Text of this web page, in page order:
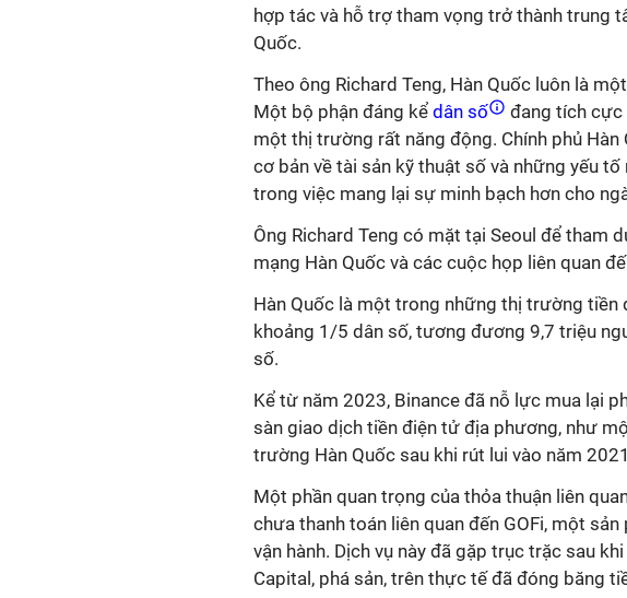
hợp tác và hỗ trợ tham vọng trở thành trung
Quốc.
Theo ông Richard Teng, Hàn Quốc luôn là
Một bộ phận đáng kể dân số
đang tích cực
một thị trường rất năng động. Chính phủ
cơ bản về tài sản kỹ thuật số và những yếu
trong việc mang lại sự minh bạch hơn cho
Ông Richard Teng có mặt tại Seoul để tham
mạng Hàn Quốc và các cuộc họp liên quan
Hàn Quốc là một trong những thị trường tiền
khoảng 1/5 dân số, tương đương 9,7 triệu
số.
Kể từ năm 2023, Binance đã nỗ lực mua lại
sàn giao dịch tiền điện tử địa phương, như
trường Hàn Quốc sau khi rút lui vào năm
Một phần quan trọng của thỏa thuận liên
chưa thanh toán liên quan đến GOFi, một
vận hành. Dịch vụ này đã gặp trục trặc sau
Capital, phá sản, trên thực tế đã đóng băng